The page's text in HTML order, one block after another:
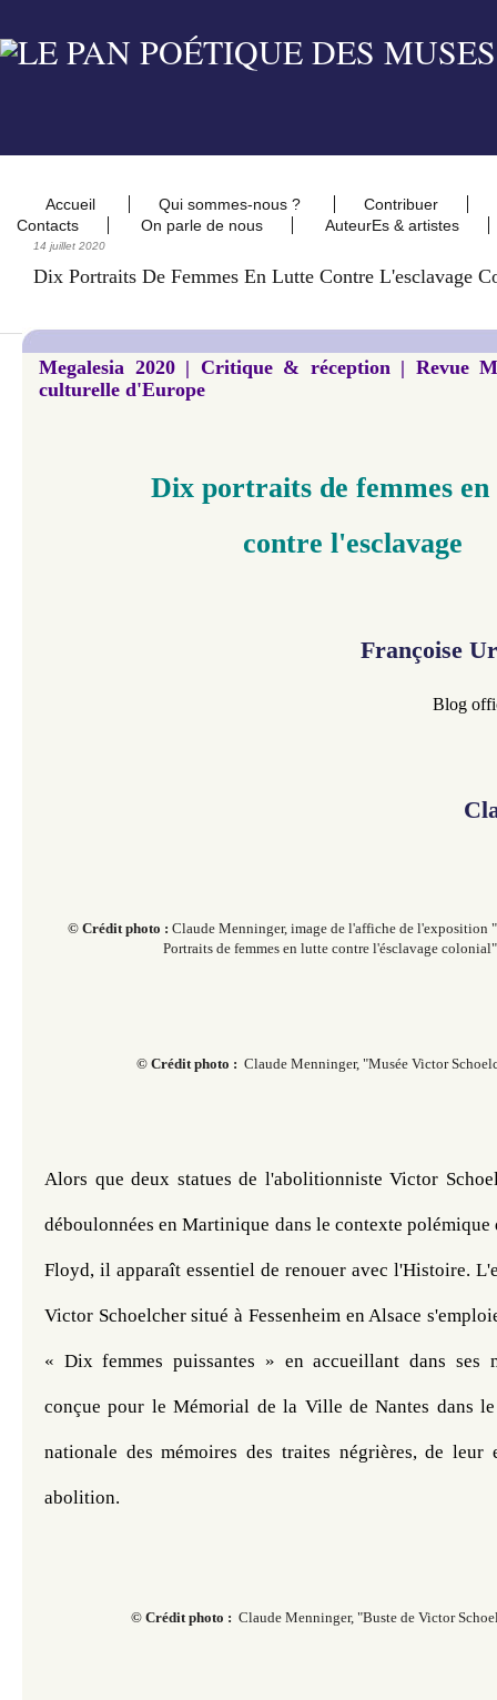
Accueil Qui sommes-nous ?
Contribuer
Contacts
On parle de nous AuteurEs & artistes
14 juillet 2020
Dix Portraits De Femmes En Lutte Contre L'esclavage
Megalesia 2020 | Critique & réception | Revue
culturelle d'Europe
Dix portraits de femmes
contre l'esclavage
Françoise
Blog
© Crédit photo : Claude Menninger, image de l'affiche de l'exposition
Portraits de femmes en lutte contre l'ésclavage
© Crédit photo : Claude Menninger, "Musée Victor
Alors que deux statues de l'abolitionniste Victor
déboulonnées en Martinique dans le contexte polémique
Floyd, il apparaît essentiel de renouer avec l'Histoire.
Victor Schoelcher situé à Fessenheim en Alsace
« Dix femmes puissantes » en accueillant dans ses
conçue pour le Mémorial de la Ville de Nantes dans
nationale des mémoires des traites négrières, de leur
abolition.
© Crédit photo : Claude Menninger,"Buste de Victor